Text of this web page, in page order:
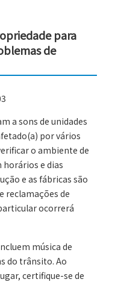
para
de
a sons de unidades
por vários
o ambiente de
e dias
e as fábricas são
reclamações de
ocorrerá
música de
do trânsito. Ao
certifique-se de